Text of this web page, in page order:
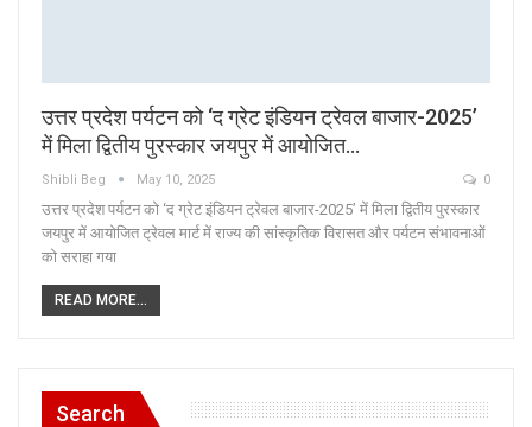
उत्तर प्रदेश पर्यटन को ‘द ग्रेट इंडियन ट्रेवल बाजार-2025’
में मिला द्वितीय पुरस्कार जयपुर में आयोजित…
Shibli Beg May 10, 2025 0
उत्तर प्रदेश पर्यटन को ‘द ग्रेट इंडियन ट्रेवल बाजार-2025’ में मिला द्वितीय पुरस्कार
जयपुर में आयोजित ट्रेवल मार्ट में राज्य की सांस्कृतिक विरासत और पर्यटन संभावनाओं
को सराहा गया
READ MORE...
Search